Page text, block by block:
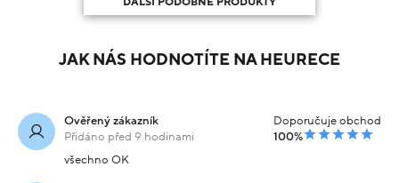
JAK NÁS HODNOTÍTE NA HEURECE
Ověřený zákazník
Přidáno před 9 hodinami
Doporučuje obchod
100%
všechno OK